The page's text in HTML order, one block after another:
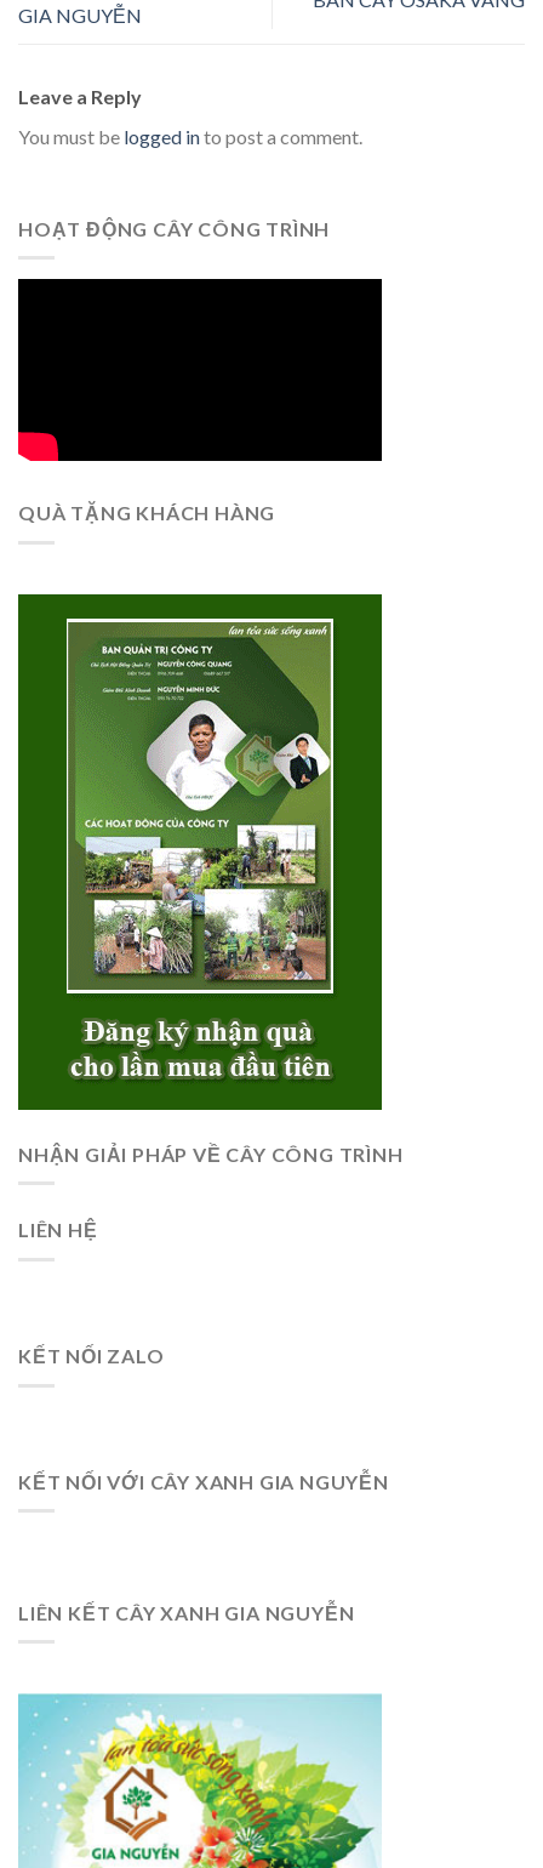
GIA NGUYỄN
Leave a Reply
You must be logged into post a comment.
HOẠT ĐỘNG CÂY CÔNG TRÌNH
QUÀ TẶNG KHÁCH HÀNG
NHẬN GIẢI PHÁP VỀ CÂY CÔNG TRÌNH
LIÊN HỆ
KẾT NỐI ZALO
KẾT NỐI VỚI CÂY XANH GIA NGUYỄN
LIÊN KẾT CÂY XANH GIA NGUYỄN